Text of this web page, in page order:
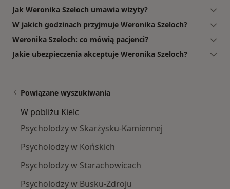
Jak Weronika Szeloch umawia wizyty?
W jakich godzinach przyjmuje Weronika Szeloch?
Weronika Szeloch: co mówią pacjenci?
Jakie ubezpieczenia akceptuje Weronika Szeloch?
Powiązane wyszukiwania
W pobliżu Kielc
Psycholodzy w Skarżysku-Kamiennej
Psycholodzy w Końskich
Psycholodzy w Starachowicach
Psycholodzy w Busku-Zdroju